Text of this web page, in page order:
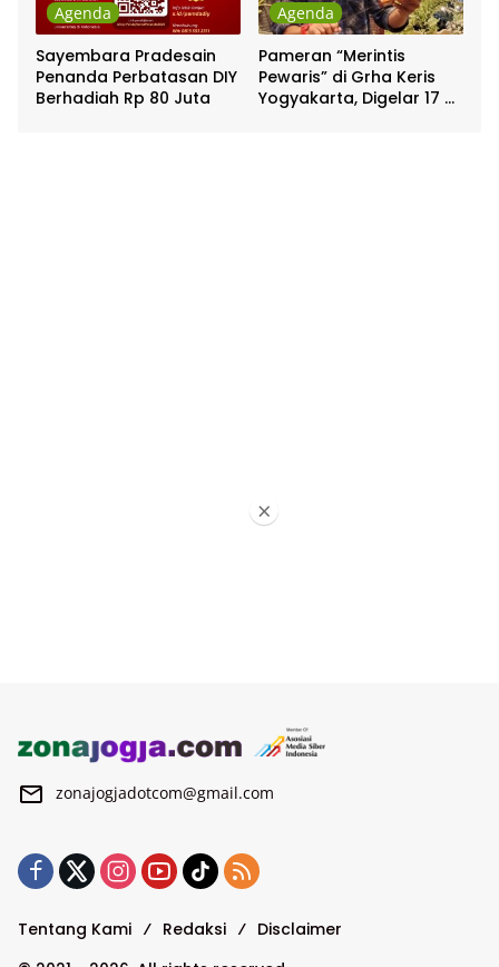
Agenda
Sayembara Pradesain
Penanda Perbatasan DIY
Berhadiah Rp 80 Juta
Agenda
Pameran “Merintis
Pewaris” di Grha Keris
Yogyakarta, Digelar 17 –
zonajogjadotcom@gmail.com
Tentang Kami Redaksi
Disclaimer
×